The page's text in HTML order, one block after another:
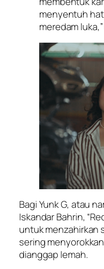
menyentuh
meredam
Bagi Yunk G, atau
Iskandar Bahrin,
untuk menzahirkan
sering
dianggap lemah.